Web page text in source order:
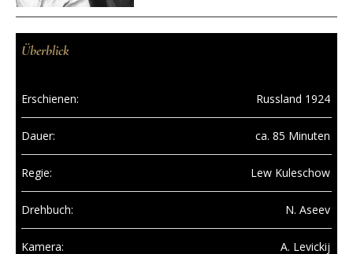
Überblick
Erschienen: Russland 1924
Dauer: ca. 85 Minuten
Regie: Lew Kuleschow
Drehbuch: N. Aseev
Kamera: A. Levickij